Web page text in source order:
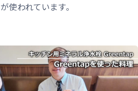
使われています。